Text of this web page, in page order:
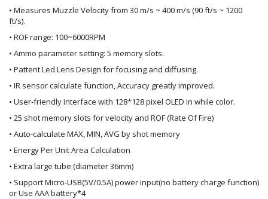
• Measures Muzzle Velocity from 30 m/s ~ 400 m/s (90 ft/s ~ 1200
ft/s).
• ROF range: 100~6000RPM
• Ammo parameter setting: 5 memory slots.
• Pattent Led Lens Design for focusing and diffusing.
• IR sensor calculate function, Accuracy greatly improved.
• User-friendly interface with 128*128 pixel OLED in while color.
• 25 shot memory slots for velocity and ROF (Rate Of Fire)
• Auto-calculate MAX, MIN, AVG by shot memory
• Energy Per Unit Area Calculation
• Extra large tube (diameter 36mm)
• Support Micro-USB(5V/0.5A) power input(no battery charge function)
or Use AAA battery*4